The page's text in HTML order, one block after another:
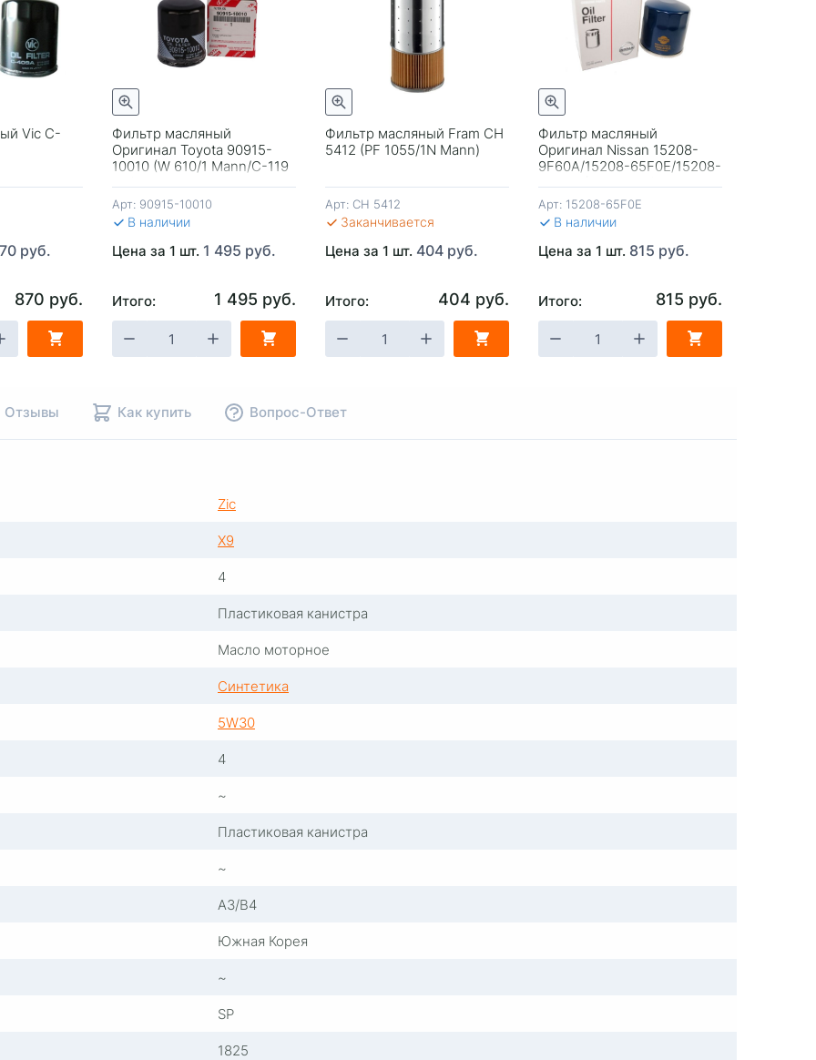
Vic C-
руб.
870 руб.
Фильтр масляный
Оригинал Toyota 90915-
10010 (W 610/1 Mann/C-119
Арт: 90915-10010
В наличии
Цена за 1 шт. 1 495 руб.
Итого: 1 495 руб.
Фильтр масляный Fram CH
5412 (PF 1055/1N Mann)
Арт: CH 5412
Заканчивается
Цена за 1 шт. 404 руб.
Итого: 404 руб.
Фильтр масляный
Оригинал Nissan 15208-
9F60A/15208-65F0E/15208-
Арт: 15208-65F0E
В наличии
Цена за 1 шт. 815 руб.
Итого: 815 руб.
- + В КОРЗИНУ - + В КОРЗИНУ - + В КОРЗИНУ -
Отзывы Как купить Вопрос-Ответ
Zic
X9
4
Пластиковая канистра
Масло моторное
Синтетика
5W30
4
~
Пластиковая канистра
~
A3/B4
Южная Корея
~
SP
1825